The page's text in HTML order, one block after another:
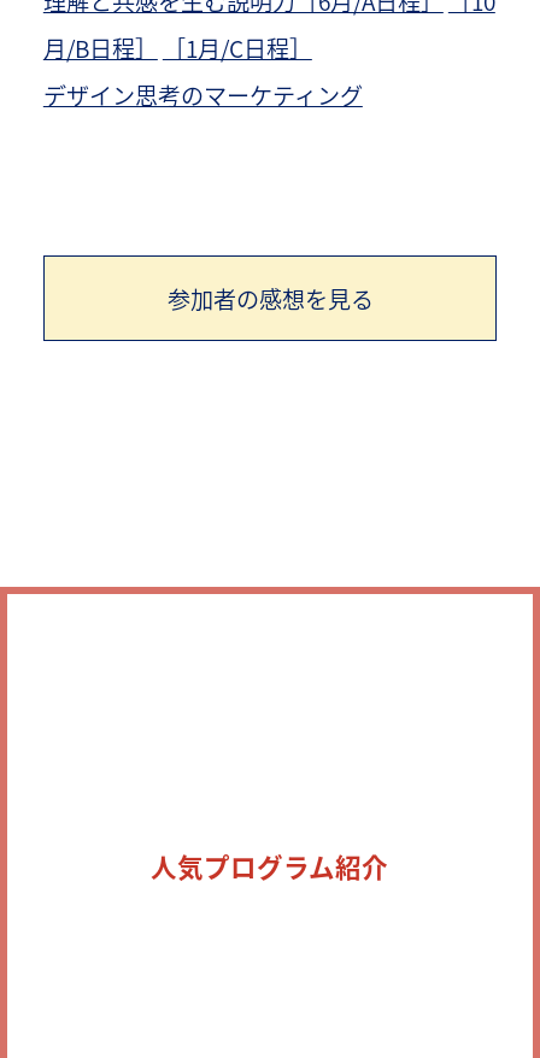
月/B日程］
［1月/C日程］
デザイン思考のマーケティング
参加者の感想を見る
人気プログラム紹介